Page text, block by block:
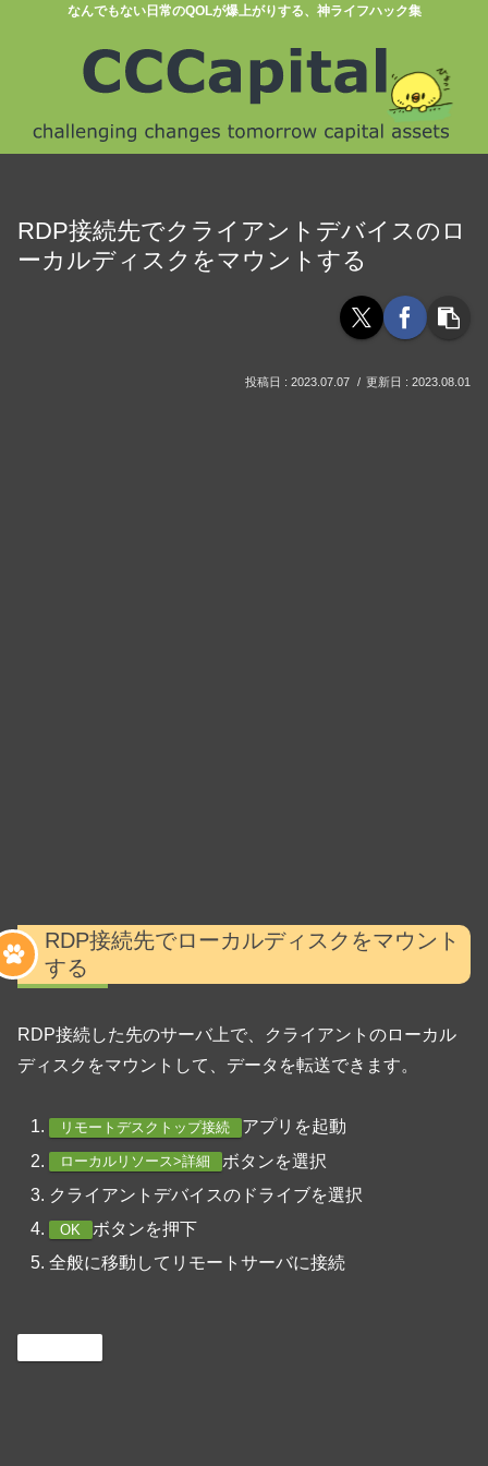
なんでもない日常のQOLが爆上がりする、神ライフハック集
RDP接続先でクライアントデバイスのロ
ーカルディスクをマウントする
2023.07.07 2023.08.01
RDP接続先でローカルディスクをマウント
する
RDP接続した先のサーバ上で、クライアントのローカル
ディスクをマウントして、データを転送できます。
リモートデスクトップ接続 アプリを起動
ローカルリソース>詳細
ボタンを選択
クライアントデバイスのドライブを選択
OK
ボタンを押下
全般に移動してリモートサーバに接続